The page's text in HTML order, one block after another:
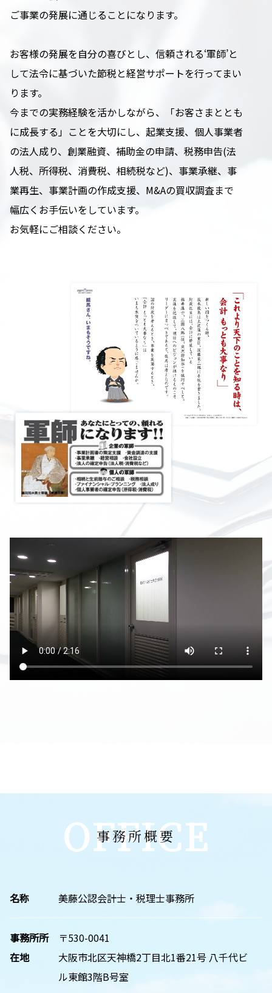
ご事業の発展に通じることになります。
お客様の発展を自分の喜びとし、信頼される‘軍師’と
して法令に基づいた節税と経営サポートを行ってまい
ります。
今までの実務経験を活かしながら、「お客さまととも
に成長する」ことを大切にし、起業支援、個人事業者
の法人成り、創業融資、補助金の申請、税務申告(法
人税、所得税、消費税、相続税など)、事業承継、事
業再生、事業計画の作成支援、M&Aの買収調査まで
幅広くお手伝いをしています。
お気軽にご相談ください。
OFFICE
事務所概要
名称 美藤公認会計士・税理士事務所
事務所所
在地
〒530-0041
大阪市北区天神橋2丁目北1番21号 八千代ビ
ル東館3階B号室